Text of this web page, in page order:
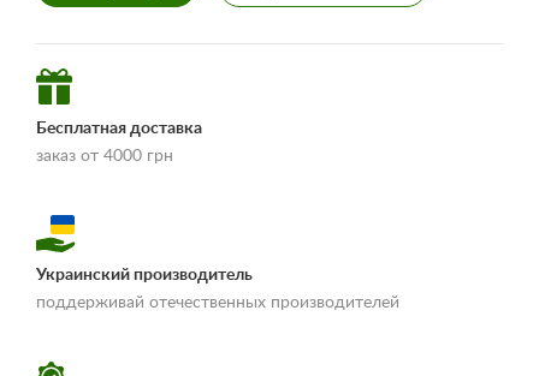
Бесплатная доставка
заказ от 4000 грн
доставки и оплаты»
Украинский производитель
поддерживай отечественных производителей